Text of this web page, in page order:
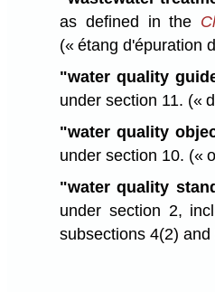
as defined in the
(« étang d'épuration
"water quality
under section 11. («
"water quality
under section 10. («
"water quality
under section 2,
subsections 4(2) and